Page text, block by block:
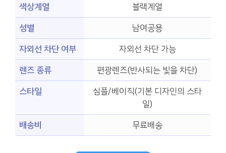
색상계열
블랙계열
성별
남여공용
자외선 차단 여부
자외선 차단 가능
렌즈 종류
편광렌즈(반사되는 빛을 차단)
스타일
심플/베이직(기본 디자인의 스타
일)
배송비
무료배송